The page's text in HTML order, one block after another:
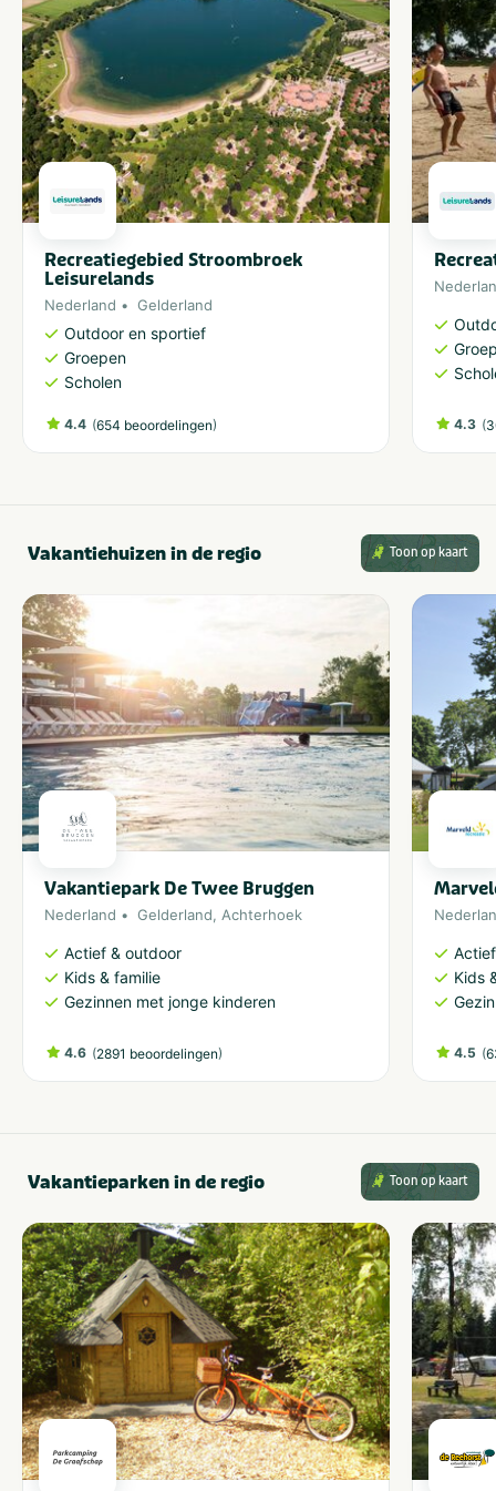
Recreatiegebied Stroombroek
Leisurelands
Nederland Gelderland
Outdoor en sportief
Groepen
Scholen
4.4 (654 beoordelingen) 4.3 (
Vakantiehuizen in de regio Toon op kaart
Vakantiepark De Twee Bruggen
Nederland Gelderland, Achterhoek
Actief & outdoor
Kids & familie
Gezinnen met jonge kinderen
4.6 (2891 beoordelingen)
Kids
4.5 (
Vakantieparken in de regio Toon op kaart